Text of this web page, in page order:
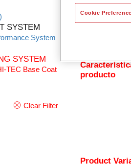
SYSTEM
System
SYSTEM
TEC Base Coat
Clear Filter
El básico
Permahyd
agua. El
necesarios
producto
Product
Cookie